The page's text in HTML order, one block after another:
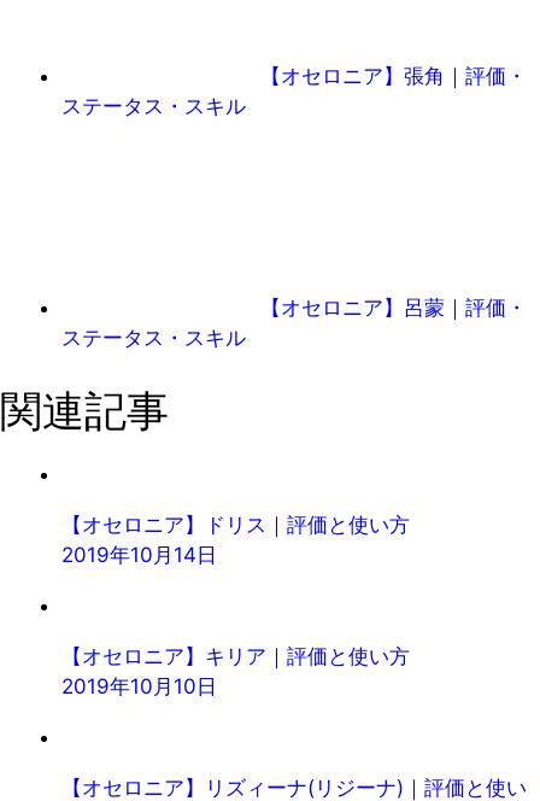
【オセロニア】張角｜評価・
ステータス・スキル
【オセロニア】呂蒙｜評価・
ステータス・スキル
関連記事
【オセロニア】ドリス｜評価と使い方
2019年10月14日
【オセロニア】キリア｜評価と使い方
2019年10月10日
【オセロニア】リズィーナ(リジーナ)｜評価と使い